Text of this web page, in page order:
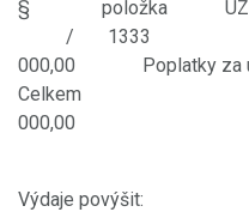
§ položka
/
000,00 Poplatky za
000,00
Výdaje povýšit: